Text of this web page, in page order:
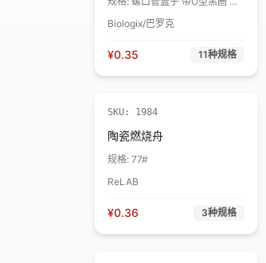
Biologix/巴罗克
¥0.35 11种规格
SKU: 1984
陶瓷燃烧舟
规格: 77#
ReLAB
¥0.36 3种规格